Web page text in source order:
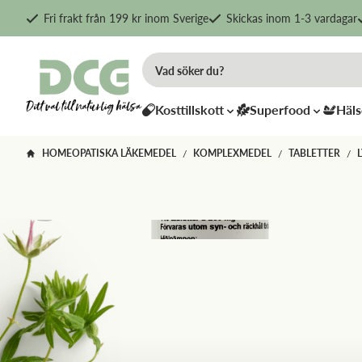
Fri frakt från 199 kr inom Sverige Skickas inom 1-3 vardagar
Kosttillskott Superfood
HOMEOPATISKA LÄKEMEDEL / KOMPLEXMEDEL / TABLETTER /